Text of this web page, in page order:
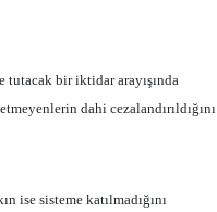
tutacak bir iktidar arayışında
dahi cezalandırıldığını
ise sisteme katılmadığını